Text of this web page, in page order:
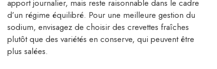
apport journalier, mais reste raisonnable dans le cadre
d’un régime équilibré. Pour une meilleure gestion du
sodium, envisagez de choisir des crevettes fraîches
plutôt que des variétés en conserve, qui peuvent être
plus salées.